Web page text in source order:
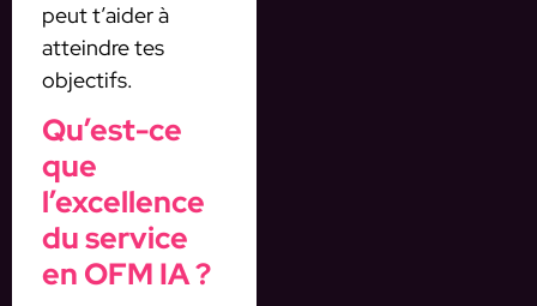
peut t’aider à
atteindre tes
objectifs.
Qu’est-ce
que
l’excellence
du service
en OFM IA ?